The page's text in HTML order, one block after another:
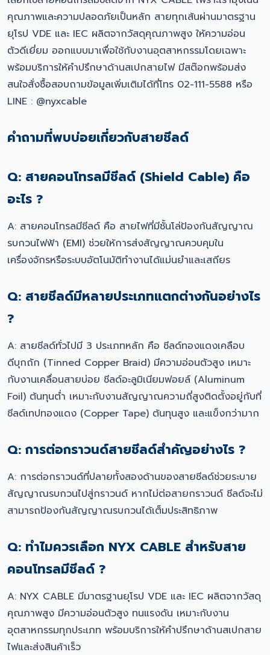
คุณภาพและความปลอดภัยเป็นหลัก สายทุกเส้นผ่านมาตรฐาน
ยุโรป VDE และ IEC ผลิตจากวัสดุคุณภาพสูง ให้ความอ่อน
ตัวดีเยี่ยม ออกแบบมาเพื่อใช้กับงานอุตสาหกรรมโดยเฉพาะ
พร้อมบริการให้คำปรึกษาด้านสเปกสายไฟ มีสต๊อกพร้อมส่ง
สนใจสั่งซื้อสอบถามข้อมูลเพิ่มเติมได้ที่โทร 02-111-5588 หรือ
LINE : @nyxcable
คำถามที่พบบ่อยเกี่ยวกับสายชีลด์
Q: สายคอนโทรลมีชีลด์ (Shield Cable) คือ
อะไร ?
A: สายคอนโทรลมีชีลด์ คือ สายไฟที่มีชั้นโล่ป้องกันสัญญาณ
รบกวนไฟฟ้า (EMI) ช่วยให้การส่งสัญญาณควบคุมใน
เครื่องจักรหรือระบบอัตโนมัติทำงานได้แม่นยำและเสถียร
Q: สายชีลด์มีหลายประเภทแตกต่างกันอย่างไร
?
A: สายชีลด์ทั่วไปมี 3 ประเภทหลัก คือ ชีลด์ทองแดงเคลือบ
ดีบุกถัก (Tinned Copper Braid) มีความอ่อนตัวสูง เหมาะ
กับงานเคลื่อนสายบ่อย ชีลด์อะลูมิเนียมฟอยล์ (Aluminum
Foil) ต้นทุนต่ำ เหมาะกับงานสัญญาณความถี่สูงติดตั้งอยู่กับที่
ชีลด์เทปทองแดง (Copper Tape) ต้นทุนสูง และแข็งกว่ามาก
Q: การต่อกราวนด์สายชีลด์สำคัญอย่างไร ?
A: การต่อกราวนด์ที่ปลายทั้งสองด้านของสายชีลด์ช่วยระบาย
สัญญาณรบกวนไปสู่กราวนด์ หากไม่ต่อสายกราวนด์ ชีลด์จะไม่
สามารถป้องกันสัญญาณรบกวนได้เต็มประสิทธิภาพ
Q: ทำไมควรเลือก NYX CABLE สำหรับสาย
คอนโทรลมีชีลด์ ?
A: NYX CABLE มีมาตรฐานยุโรป VDE และ IEC ผลิตจากวัสดุ
คุณภาพสูง มีความอ่อนตัวสูง ทนแรงดัน เหมาะกับงาน
อุตสาหกรรมทุกประเภท พร้อมบริการให้คำปรึกษาด้านสเปกสาย
ไฟและส่งสินค้าเร็ว